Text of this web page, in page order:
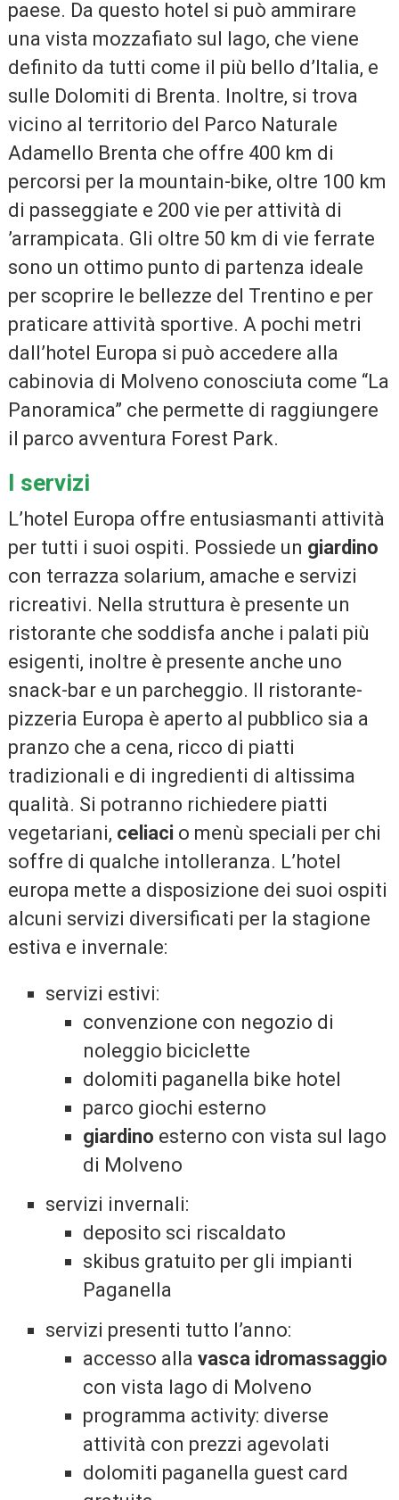
paese. Da questo hotel si può ammirare
una vista mozzafiato sul lago, che viene
definito da tutti come il più bello d’Italia, e
sulle Dolomiti di Brenta. Inoltre, si trova
vicino al territorio del Parco Naturale
Adamello Brenta che offre 400 km di
percorsi per la mountain-bike, oltre 100 km
di passeggiate e 200 vie per attività di
’arrampicata. Gli oltre 50 km di vie ferrate
sono un ottimo punto di partenza ideale
per scoprire le bellezze del Trentino e per
praticare attività sportive. A pochi metri
dall’hotel Europa si può accedere alla
cabinovia di Molveno conosciuta come “La
Panoramica” che permette di raggiungere
il parco avventura Forest Park.
I servizi
L’hotel Europa offre entusiasmanti attività
per tutti i suoi ospiti. Possiede un giardino
con terrazza solarium, amache e servizi
ricreativi. Nella struttura è presente un
ristorante che soddisfa anche i palati più
esigenti, inoltre è presente anche uno
snack-bar e un parcheggio. Il ristorante-
pizzeria Europa è aperto al pubblico sia a
pranzo che a cena, ricco di piatti
tradizionali e di ingredienti di altissima
qualità. Si potranno richiedere piatti
vegetariani, celiaci o menù speciali per chi
soffre di qualche intolleranza. L’hotel
europa mette a disposizione dei suoi ospiti
alcuni servizi diversificati per la stagione
estiva e invernale:
servizi estivi:
convenzione con negozio di
noleggio biciclette
dolomiti paganella bike hotel
parco giochi esterno
giardino esterno con vista sul lago
di Molveno
servizi invernali:
deposito sci riscaldato
skibus gratuito per gli impianti
Paganella
servizi presenti tutto l’anno:
accesso alla vasca idromassaggio
con vista lago di Molveno
programma activity: diverse
attività con prezzi agevolati
dolomiti paganella guest card